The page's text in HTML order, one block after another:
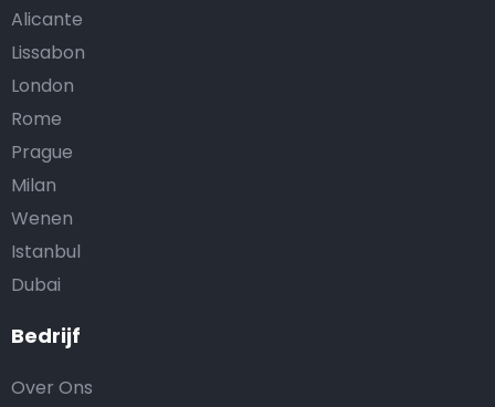
Bedrijf
Over Ons
Alicante
Lissabon
London
Rome
Prague
Milan
Wenen
Istanbul
Dubai